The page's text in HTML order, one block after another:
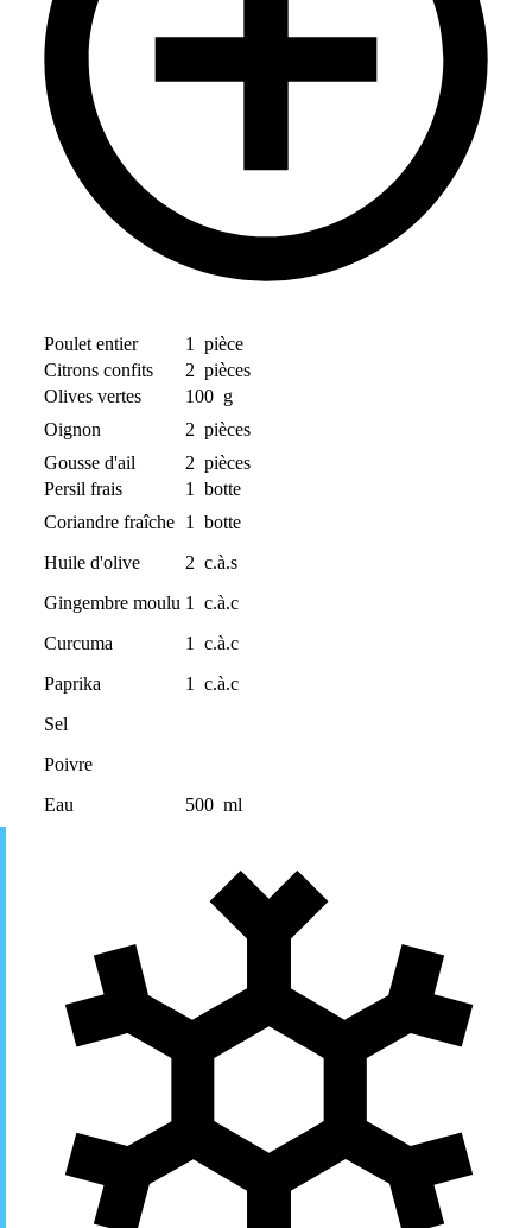
Poulet entier 1
pièce
Citrons confits
2 pièces
Olives vertes
100 g
Oignon
2 pièces
Gousse d'ail
2 pièces
Persil frais
1
botte
Coriandre fraîche 1
botte
Huile d'olive
2 c.à.s
Gingembre moulu 1
c.à.c
Curcuma
1
c.à.c
Paprika
1
c.à.c
Sel
Poivre
Eau
500 ml